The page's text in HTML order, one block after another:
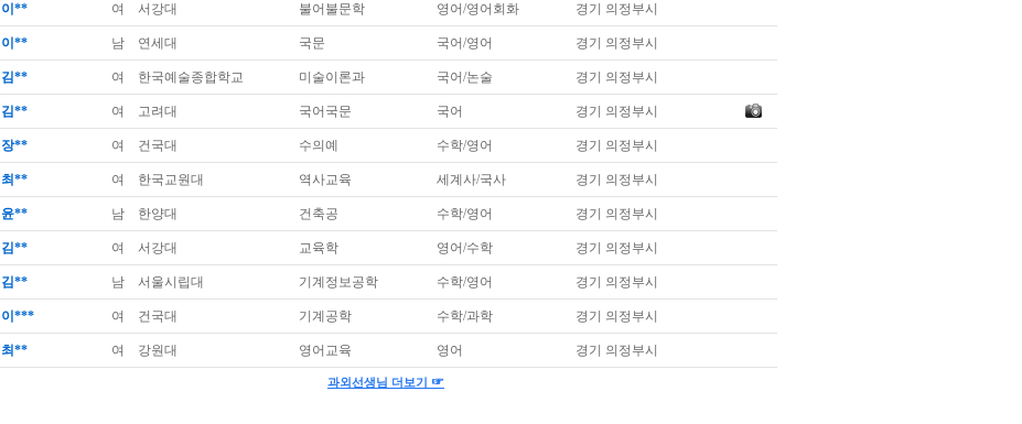
이** 여 서강대 불어불문학 영어/영어회화 경기 의정부시
이** 남 연세대 국문 국어/영어 경기 의정부시
김** 여 한국예술종합학교 미술이론과 국어/논술 경기 의정부시
김** 여 고려대 국어국문 국어 경기 의정부시
장** 여 건국대 수의예 수학/영어 경기 의정부시
최** 여 한국교원대 역사교육 세계사/국사 경기 의정부시
윤** 남 한양대 건축공 수학/영어 경기 의정부시
김** 여 서강대 교육학 영어/수학 경기 의정부시
김** 남 서울시립대 기계정보공학 수학/영어 경기 의정부시
이*** 여 건국대 기계공학 수학/과학 경기 의정부시
최** 여 강원대 영어교육 영어 경기 의정부시
과외선생님 더보기 ☞